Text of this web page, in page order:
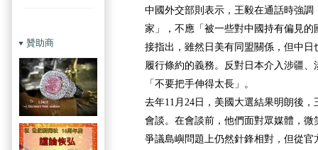
贊助商
中國外交部則表示，王毅在通話時強
家」，不應「被一些對中國持有偏見
接指出，雖然日美有同盟關係，但中
履行條約的義務。反對日本介入涉疆
「不要把手伸得太長」。
去年11月24日，美國大選結果明朗後
會談。在會談前，他們面對眾媒體，
爭議島嶼問題上仍然針鋒相對，但從